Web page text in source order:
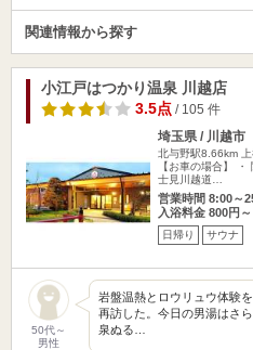
関連情報から探す
小江戸はつかり温泉 川越店
3.5点/ 105 件
埼玉県 / 川越市
北与野駅8.66km
【お車の場合】
士見川越道…
営業時間 8:00～
入浴料金 800円～
日帰り サウナ
50代～
男性
岩盤温熱とロウリュウ体験
再訪した。今日の男湯はさ
泉ぬる…